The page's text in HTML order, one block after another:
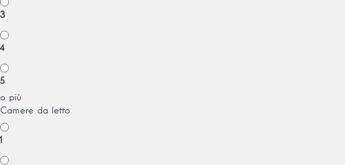
3
4
5
o più
Camere da letto
1